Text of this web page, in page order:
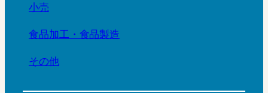
小売
食品加工・食品製造
その他